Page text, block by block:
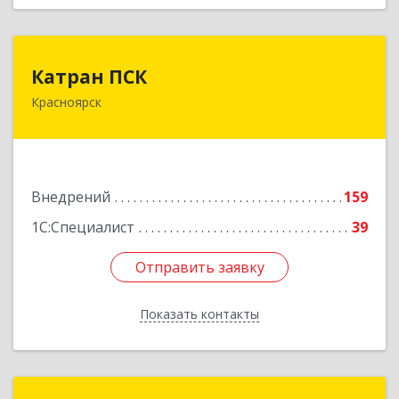
Катран ПСК
Красноярск
Внедрений
159
1С:Специалист
39
Отправить заявку
Показать контакты
660022, Красноярский край, Красноярск г,
Отправить заявку
Назад